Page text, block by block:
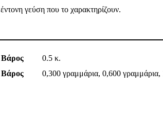
έντονη γεύση που το χαρακτηρίζουν.
Βάρος
0.5 κ.
Βάρος
0,300 γραμμάρια, 0,600